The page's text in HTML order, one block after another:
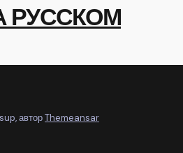
РУССКОМ
авторThemeansar